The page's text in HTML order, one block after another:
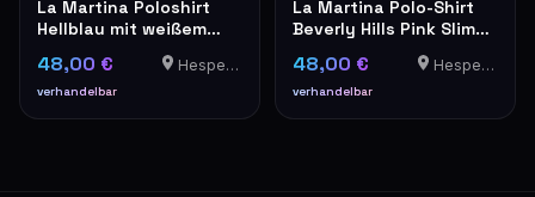
La Martina Poloshirt
Hellblau mit weißem
48,00 €
verhandelbar
Hesperange
La Martina Polo-Shirt
Beverly Hills Pink Slim
48,00 €
verhandelbar
Hesperange